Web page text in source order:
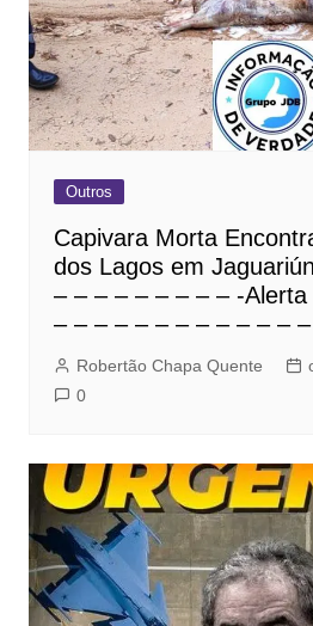
Outros
Capivara Morta
dos Lagos em
– – – – – – – – – -
– – – – – – – – – – – –
Robertão Chapa Quente
0